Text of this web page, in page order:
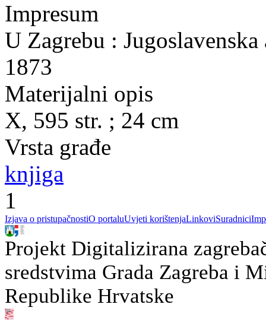
Impresum
U Zagrebu :
1873
Materijalni opis
X, 595 str. ; 24 cm
Vrsta građe
knjiga
1
Izjava o pristupačnostiO portaluUvjeti korištenjaLinkoviSuradnici
Projekt Digitalizirana
sredstvima Grada Zagreba i
Republike Hrvatske